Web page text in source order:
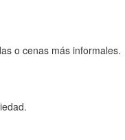
o cenas más informales.